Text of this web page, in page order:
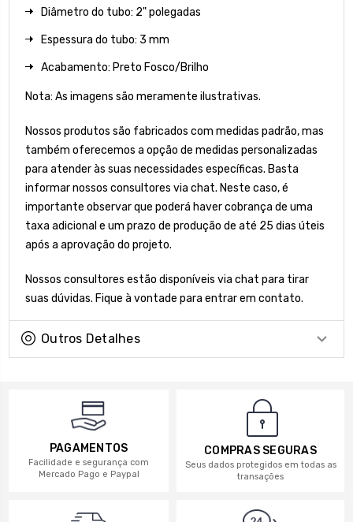
Diâmetro do tubo: 2" polegadas
Espessura do tubo: 3 mm
Acabamento: Preto Fosco/Brilho
Nota: As imagens são meramente ilustrativas.
Nossos produtos são fabricados com medidas padrão, mas
também oferecemos a opção de medidas personalizadas
para atender às suas necessidades específicas. Basta
informar nossos consultores via chat. Neste caso, é
importante observar que poderá haver cobrança de uma
taxa adicional e um prazo de produção de até 25 dias úteis
após a aprovação do projeto.
Nossos consultores estão disponíveis via chat para tirar
suas dúvidas. Fique à vontade para entrar em contato.
Outros Detalhes
PAGAMENTOS
Facilidade e segurança com
Mercado Pago e Paypal
COMPRAS SEGURAS
Seus dados protegidos em todas as
transações